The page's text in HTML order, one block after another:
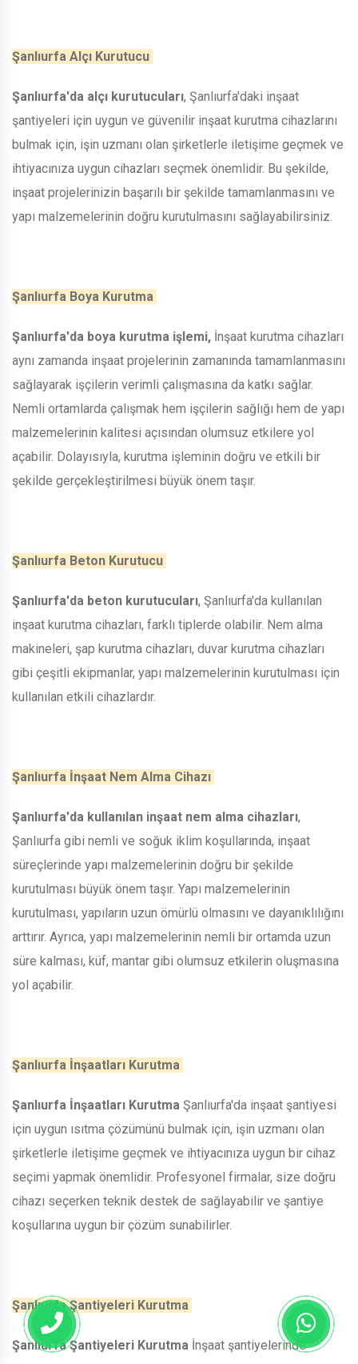
Şanlıurfa Alçı Kurutucu
Şanlıurfa'da alçı kurutucuları, Şanlıurfa'daki inşaat
şantiyeleri için uygun ve güvenilir inşaat kurutma cihazlarını
bulmak için, işin uzmanı olan şirketlerle iletişime geçmek ve
ihtiyacınıza uygun cihazları seçmek önemlidir. Bu şekilde,
inşaat projelerinizin başarılı bir şekilde tamamlanmasını ve
yapı malzemelerinin doğru kurutulmasını sağlayabilirsiniz.
Şanlıurfa Boya Kurutma
Şanlıurfa'da boya kurutma işlemi, İnşaat kurutma cihazları
aynı zamanda inşaat projelerinin zamanında tamamlanmasını
sağlayarak işçilerin verimli çalışmasına da katkı sağlar.
Nemli ortamlarda çalışmak hem işçilerin sağlığı hem de yapı
malzemelerinin kalitesi açısından olumsuz etkilere yol
açabilir. Dolayısıyla, kurutma işleminin doğru ve etkili bir
şekilde gerçekleştirilmesi büyük önem taşır.
Şanlıurfa Beton Kurutucu
Şanlıurfa'da beton kurutucuları, Şanlıurfa'da kullanılan
inşaat kurutma cihazları, farklı tiplerde olabilir. Nem alma
makineleri, şap kurutma cihazları, duvar kurutma cihazları
gibi çeşitli ekipmanlar, yapı malzemelerinin kurutulması için
kullanılan etkili cihazlardır.
Şanlıurfa İnşaat Nem Alma Cihazı
Şanlıurfa'da kullanılan inşaat nem alma cihazları,
Şanlıurfa gibi nemli ve soğuk iklim koşullarında, inşaat
süreçlerinde yapı malzemelerinin doğru bir şekilde
kurutulması büyük önem taşır. Yapı malzemelerinin
kurutulması, yapıların uzun ömürlü olmasını ve dayanıklılığını
arttırır. Ayrıca, yapı malzemelerinin nemli bir ortamda uzun
süre kalması, küf, mantar gibi olumsuz etkilerin oluşmasına
yol açabilir.
Şanlıurfa İnşaatları Kurutma
Şanlıurfa İnşaatları Kurutma Şanlıurfa'da inşaat şantiyesi
için uygun ısıtma çözümünü bulmak için, işin uzmanı olan
şirketlerle iletişime geçmek ve ihtiyacınıza uygun bir cihaz
seçimi yapmak önemlidir. Profesyonel firmalar, size doğru
cihazı seçerken teknik destek de sağlayabilir ve şantiye
koşullarına uygun bir çözüm sunabilirler.
Şanlıurfa Şantiyeleri Kurutma
Şanlıurfa Şantiyeleri Kurutma İnşaat şantiyelerinde